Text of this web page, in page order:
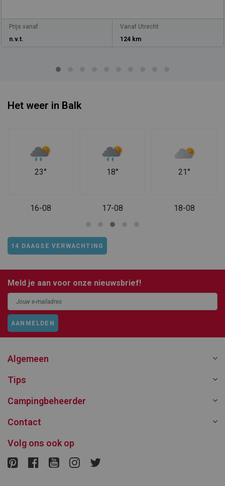
Prijs vanaf
n.v.t.
Vanaf Utrecht
124 km
Het weer in Balk
23°
16-08
18°
17-08
21°
18-08
14 DAAGSE VERWACHTING
Meld je aan voor onze nieuwsbrief!
AANMELDEN
Algemeen
Tips
Campingbeheerder
Contact
Volg ons ook op